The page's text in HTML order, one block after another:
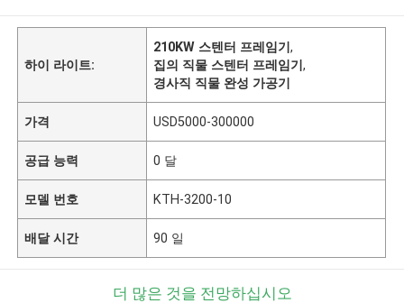
하이 라이트:
210KW 스텐터 프레임기,
집의 직물 스텐터 프레임기,
경사직 직물 완성 가공기
가격 USD5000-300000
공급 능력 0 달
모델 번호 KTH-3200-10
배달 시간 90 일
더 많은 것을 전망하십시오